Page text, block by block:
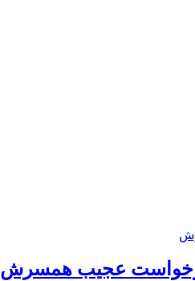
درخواست عجیب همسرش